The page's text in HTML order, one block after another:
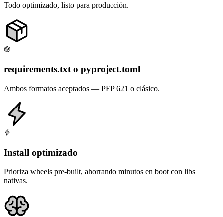
Todo optimizado, listo para producción.
requirements.txt o pyproject.toml
Ambos formatos aceptados — PEP 621 o clásico.
Install optimizado
Prioriza wheels pre-built, ahorrando minutos en boot con libs
nativas.